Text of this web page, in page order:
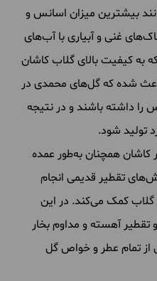
بیشترین میزان اسانس و
غنی و آبیاری با آب‌های
به کیفیت بالای گلاب کاشان
شده که گل‌های محمدی در
داشته باشند و در نتیجه
تولید شود.
کاشان همچنان به‌طور عمده
تقطیر قدیمی انجام
کمک می‌کند. در این
آهسته و مداوم بخار
از تمام عطر و خواص گل